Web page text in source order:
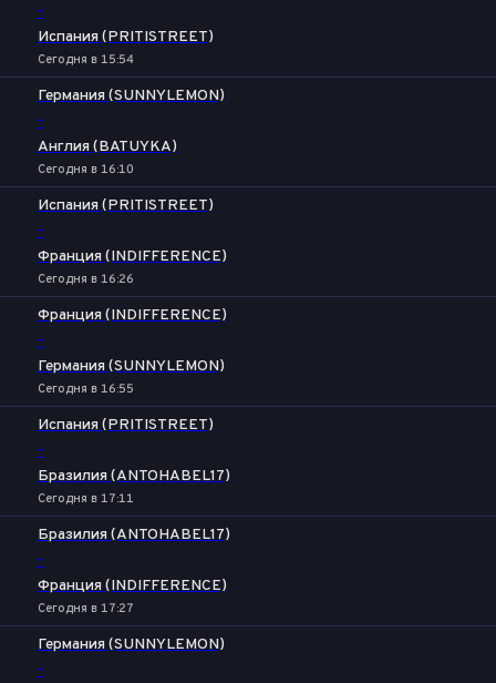
-
Испания (PRITISTREET)
Сегодня в 15:54
Германия (SUNNYLEMON)
-
Англия (BATUYKA)
Сегодня в 16:10
Испания (PRITISTREET)
-
Франция (INDIFFERENCE)
Сегодня в 16:26
Франция (INDIFFERENCE)
-
Германия (SUNNYLEMON)
Сегодня в 16:55
Испания (PRITISTREET)
-
Бразилия (ANTOHABEL17)
Сегодня в 17:11
Бразилия (ANTOHABEL17)
-
Франция (INDIFFERENCE)
Сегодня в 17:27
Германия (SUNNYLEMON)
-